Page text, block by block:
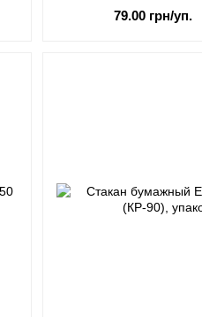
79.00 грн/уп.